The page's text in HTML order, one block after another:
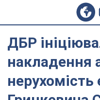
ДБР
накладення
нерухомість